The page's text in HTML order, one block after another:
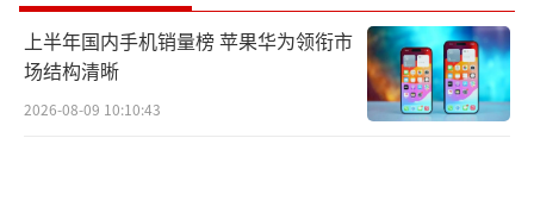
上半年国内手机销量榜 苹果华为领衔市
场结构清晰
2026-08-09 10:10:43